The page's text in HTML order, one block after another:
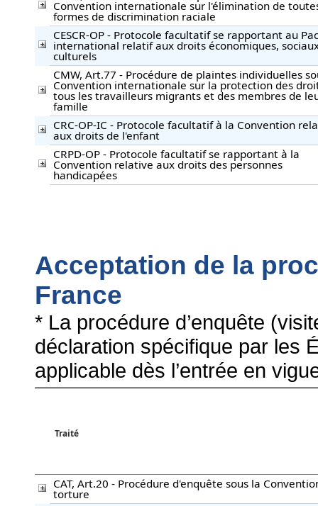
Convention internationale sur l'élimination de
formes de discrimination raciale
CESCR-OP - Protocole facultatif se rapportant au
international relatif aux droits économiques,
culturels
CMW, Art.77 - Procédure de plaintes individuelles
Convention internationale sur la protection des
tous les travailleurs migrants et des membres de
famille
CRC-OP-IC - Protocole facultatif à la Convention
aux droits de l'enfant
CRPD-OP - Protocole facultatif se rapportant à la
Convention relative aux droits des personnes
handicapées
Acceptation de la
France
* La procédure d’enquête
déclaration spécifique par les
applicable dès l’entrée en
Traité
CAT, Art.20 - Procédure d'enquête sous la
torture